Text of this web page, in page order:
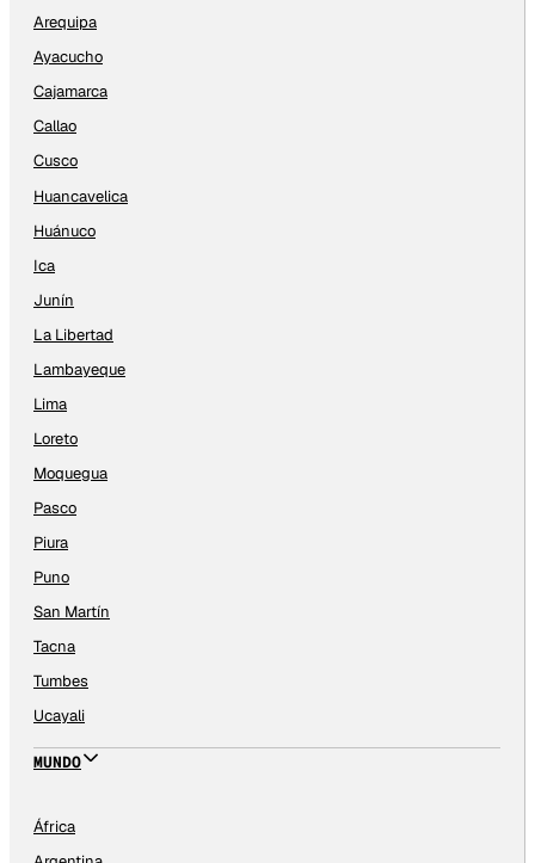
Arequipa
Ayacucho
Cajamarca
Callao
Cusco
Huancavelica
Huánuco
Ica
Junín
La Libertad
Lambayeque
Lima
Loreto
Moquegua
Pasco
Piura
Puno
San Martín
Tacna
Tumbes
Ucayali
MUNDO
África